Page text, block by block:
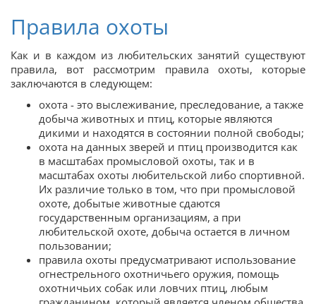
Правила охоты
Как и в каждом из любительских занятий существуют
правила, вот рассмотрим правила охоты, которые
заключаются в следующем:
охота - это выслеживание, преследование, а также
добыча животных и птиц, которые являются
дикими и находятся в состоянии полной свободы;
охота на данных зверей и птиц производится как
в масштабах промысловой охоты, так и в
масштабах охоты любительской либо спортивной.
Их различие только в том, что при промысловой
охоте, добытые животные сдаются
государственным организациям, а при
любительской охоте, добыча остается в личном
пользовании;
правила охоты предусматривают использование
огнестрельного охотничьего оружия, помощь
охотничьих собак или ловчих птиц, любым